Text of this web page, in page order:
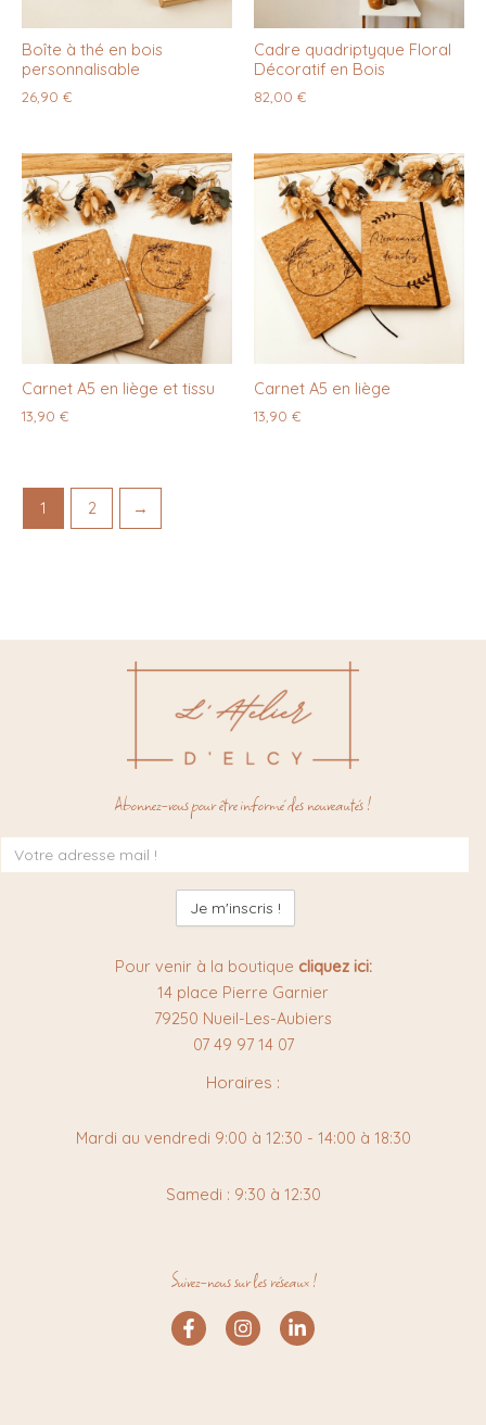
Boîte à thé en bois
personnalisable
26,90 €
Cadre quadriptyque Floral
Décoratif en Bois
82,00 €
Carnet A5 en liège et tissu
13,90 €
Carnet A5 en liège
13,90 €
1 2 →
Abonnez-vous pour être informé des nouveautés !
à
la
newsletter
:
Pour venir à la boutique cliquez ici:
14 place Pierre Garnier
79250 Nueil-Les-Aubiers
07 49 97 14 07
Horaires :
Mardi au vendredi 9:00 à 12:30 - 14:00 à 18:30
Samedi : 9:30 à 12:30
Suivez-nous sur les réseaux !